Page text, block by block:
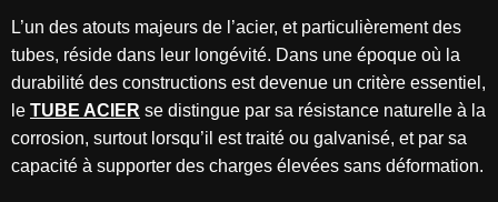
L’un des atouts majeurs de l’acier, et particulièrement des
tubes, réside dans leur longévité. Dans une époque où la
durabilité des constructions est devenue un critère essentiel,
le TUBE ACIER se distingue par sa résistance naturelle à la
corrosion, surtout lorsqu’il est traité ou galvanisé, et par sa
capacité à supporter des charges élevées sans déformation.